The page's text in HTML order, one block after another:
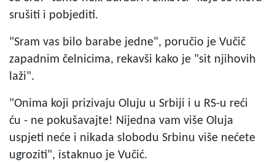
srušiti i pobjediti.
"Sram vas bilo barabe jedne", poručio je Vučič
zapadnim čelnicima, rekavši kako je "sit njihovih
laži".
"Onima koji prizivaju Oluju u Srbiji i u RS-u reći
ću - ne pokušavajte! Nijedna vam više Oluja
uspjeti neće i nikada slobodu Srbinu više nećete
ugroziti", istaknuo je Vučić.